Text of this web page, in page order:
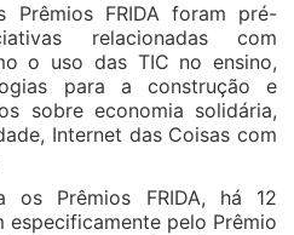
Prêmios FRIDA foram pré-
relacionadas com
o uso das TIC no ensino,
para a construção e
sobre economia solidária,
Internet das Coisas com
os Prêmios FRIDA, há 12
especificamente pelo Prêmio